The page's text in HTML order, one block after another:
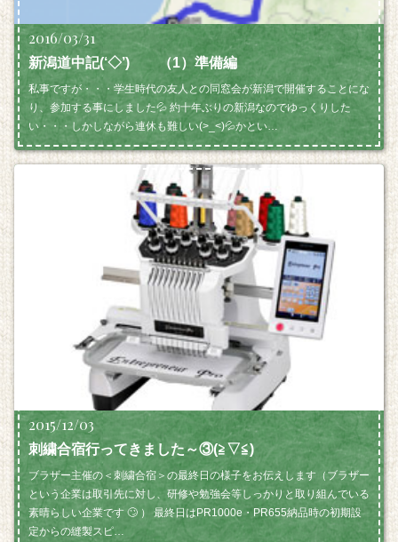
2016/03/31
新潟道中記(‘◇’)ゞ （1）準備編
私事ですが・・・学生時代の友人との同窓会が新潟で開催することにな
り、参加する事にしました💦 約十年ぶりの新潟なのでゆっくりした
い・・・しかしながら連休も難しい(>_<)💦かとい…
2015/12/03
刺繍合宿行ってきました～③(≧▽≦)
ブラザー主催の＜刺繍合宿＞の最終日の様子をお伝えします（ブラザー
という企業は取引先に対し、研修や勉強会等しっかりと取り組んでいる
素晴らしい企業です 🙄 ） 最終日はPR1000e・PR655納品時の初期設
定からの縫製スピ…